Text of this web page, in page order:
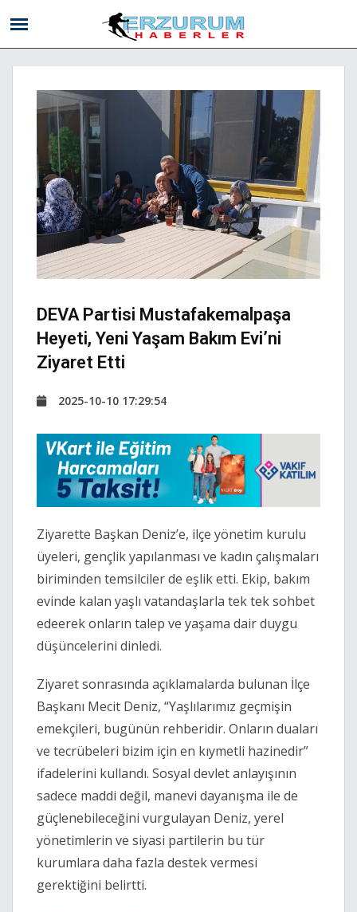
DEVA Partisi Mustafakemalpaşa
Heyeti, Yeni Yaşam Bakım Evi’ni
Ziyaret Etti
2025-10-10 17:29:54
Ziyarette Başkan Deniz’e, ilçe yönetim kurulu
üyeleri, gençlik yapılanması ve kadın çalışmaları
biriminden temsilciler de eşlik etti. Ekip, bakım
evinde kalan yaşlı vatandaşlarla tek tek sohbet
edeerek onların talep ve yaşama dair duygu
düşüncelerini dinledi.
Ziyaret sonrasında açıklamalarda bulunan İlçe
Başkanı Mecit Deniz, “Yaşlılarımız geçmişin
emekçileri, bugünün rehberidir. Onların duaları
ve tecrübeleri bizim için en kıymetli hazinedir”
ifadelerini kullandı. Sosyal devlet anlayışının
sadece maddi değil, manevi dayanışma ile de
güçlenebileceğini vurgulayan Deniz, yerel
yönetimlerin ve siyasi partilerin bu tür
kurumlara daha fazla destek vermesi
gerektiğini belirtti.